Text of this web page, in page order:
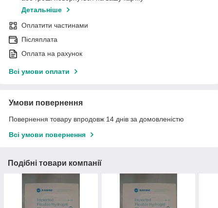
Детальніше
Оплатити частинами
Післяплата
Оплата на рахунок
Всі умови оплати
Умови повернення
Повернення товару впродовж 14 днів за домовленістю
Всі умови повернення
Подібні товари компанії